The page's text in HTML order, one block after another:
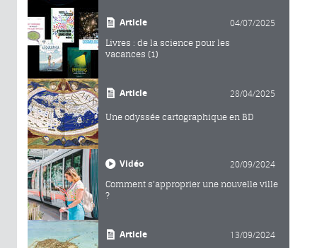
Article 04/07/2025
Livres : de la science pour les
vacances (1)
Article 28/04/2025
Une odyssée cartographique en BD
Vidéo 20/09/2024
Comment s'approprier une nouvelle ville
?
Article 13/09/2024